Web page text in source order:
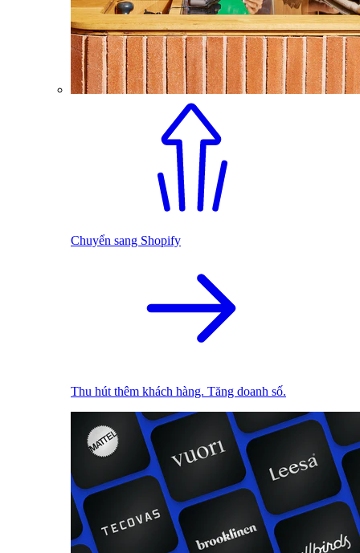
Chuyển sang Shopify
Thu hút thêm khách hàng. Tăng doanh số.